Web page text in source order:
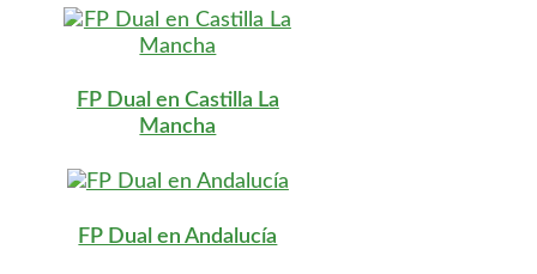
FP Dual en Castilla La
Mancha
FP Dual en Andalucía